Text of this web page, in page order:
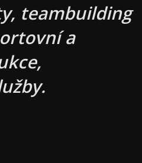
teambuilding
a